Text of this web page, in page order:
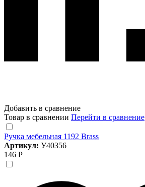
Добавить в сравнение
Товар в сравнении Перейти в сравнение
Ручка мебельная 1192 Brass
Артикул: У40356
146 Р